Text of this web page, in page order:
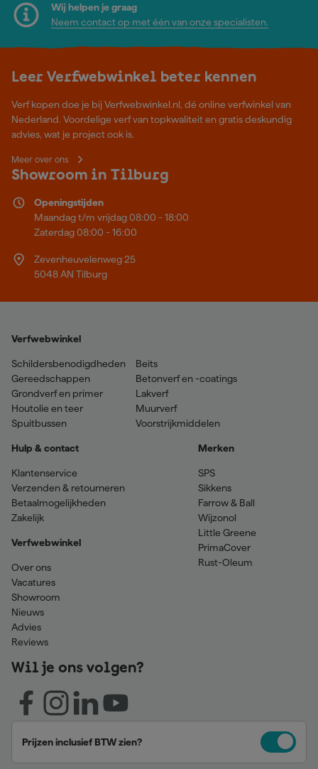
Wij helpen je graag
Neem contact op met één van onze specialisten.
Leer Verfwebwinkel beter kennen
Verf kopen doe je bij Verfwebwinkel.nl, dé online verfwinkel van
Nederland. Voordelige verf van topkwaliteit en gratis deskundig
advies, wat je project ook is.
Meer over ons
Showroom in Tilburg
Openingstijden
Maandag t/m vrijdag 08:00 - 18:00
Zaterdag 08:00 - 16:00
Zevenheuvelenweg 25
5048 AN Tilburg
Verfwebwinkel
Schildersbenodigdheden
Gereedschappen
Grondverf en primer
Houtolie en teer
Spuitbussen
Beits
Betonverf en -coatings
Lakverf
Muurverf
Voorstrijkmiddelen
Hulp & contact
Klantenservice
Verzenden & retourneren
Betaalmogelijkheden
Zakelijk
Verfwebwinkel
Over ons
Vacatures
Showroom
Nieuws
Advies
Reviews
Merken
SPS
Sikkens
Farrow & Ball
Wijzonol
Little Greene
PrimaCover
Rust-Oleum
Wil je ons volgen?
Prijzen inclusief BTW zien?